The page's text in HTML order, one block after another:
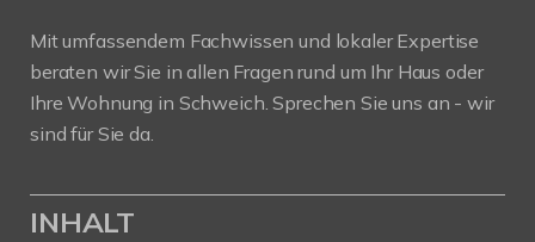
Mit umfassendem Fachwissen und lokaler Expertise
beraten wir Sie in allen Fragen rund um Ihr Haus oder
Ihre Wohnung in Schweich. Sprechen Sie uns an - wir
sind für Sie da.
INHALT